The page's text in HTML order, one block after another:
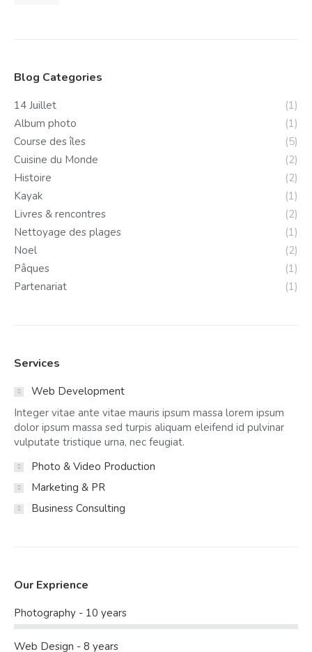
Blog Categories
14 Juillet
(1)
Album photo
(1)
Course des îles
(5)
Cuisine du Monde
(2)
Histoire
(2)
Kayak
(1)
Livres & rencontres
(2)
Nettoyage des plages
(1)
Noel
(2)
Pâques
(1)
Partenariat
(1)
Services
Web Development
Integer vitae ante vitae mauris ipsum massa lorem ipsum
dolor ipsum massa sed turpis aliquam eleifend id pulvinar
vulputate tristique urna, nec feugiat.
Photo & Video Production
Marketing & PR
Business Consulting
Our Exprience
Photography - 10 years
Web Design - 8 years